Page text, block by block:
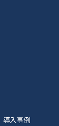
導入事例